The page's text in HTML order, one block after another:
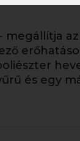
az
és egy